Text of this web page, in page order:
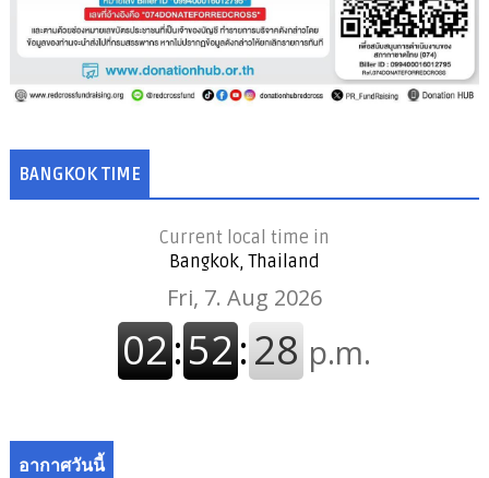
BANGKOK TIME
Current local time in
Bangkok, Thailand
อากาศวันนี้